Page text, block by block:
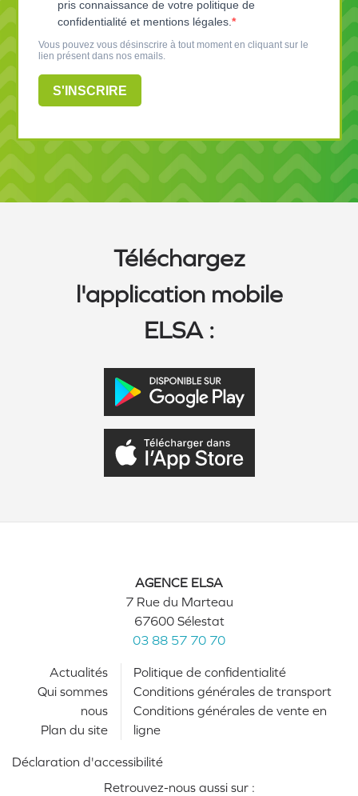
Téléchargez
l'application mobile
ELSA :
AGENCE ELSA
7 Rue du Marteau
67600 Sélestat
03 88 57 70 70
Actualités
Qui sommes
nous
Plan du site
Politique de confidentialité
Conditions générales de transport
Conditions générales de vente en
ligne
Déclaration d'accessibilité
Retrouvez-nous aussi sur :